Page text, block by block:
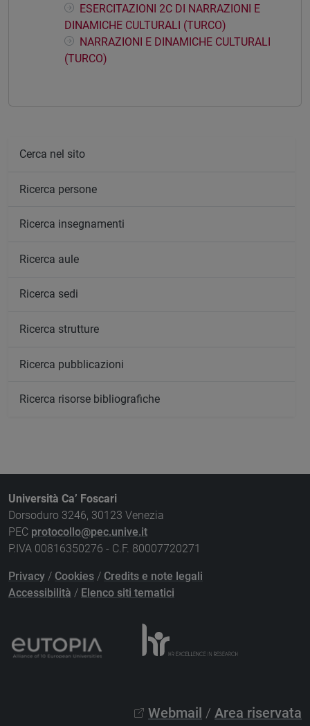
ESERCITAZIONI 2C DI NARRAZIONI E
DINAMICHE CULTURALI (TURCO)
NARRAZIONI E DINAMICHE CULTURALI
(TURCO)
Cerca nel sito
Ricerca persone
Ricerca insegnamenti
Ricerca aule
Ricerca sedi
Ricerca strutture
Ricerca pubblicazioni
Ricerca risorse bibliografiche
Università Ca’ Foscari
Dorsoduro 3246, 30123 Venezia
PEC protocollo@pec.unive.it
P.IVA 00816350276 - C.F. 80007720271
Privacy / Cookies / Credits e note legali
Accessibilità / Elenco siti tematici
Webmail / Area riservata